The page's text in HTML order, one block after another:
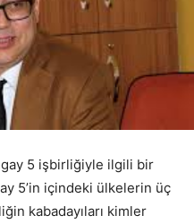
5 işbirliğiyle ilgili bir
5’in içindeki ülkelerin üç
kabadayıları kimler